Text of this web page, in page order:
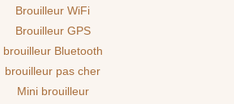
Brouilleur WiFi
Brouilleur GPS
brouilleur Bluetooth
brouilleur pas cher
Mini brouilleur